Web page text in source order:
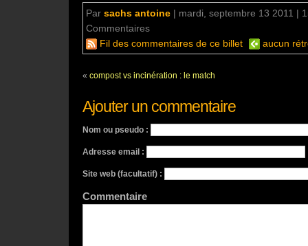
Par sachs antoine | mardi, septembre 13 2011 |
Commentaires
Fil des commentaires de ce billet
aucun
« compost vs incinération : le match
Ajouter un commentaire
Nom ou pseudo :
Adresse email :
Site web (facultatif) :